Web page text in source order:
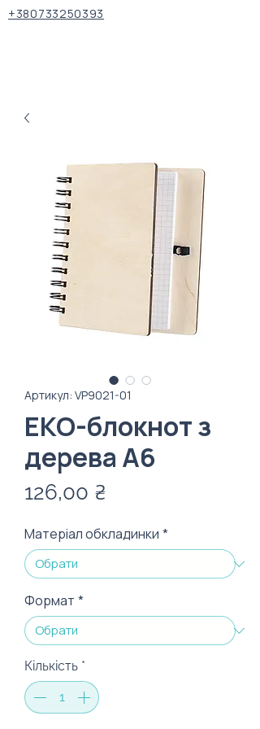
+380733250393
Артикул: VP9021-01
ЕКО-блокнот з
дерева А6
126,00 ₴
Матеріал обкладинки *
Формат *
Кількість *